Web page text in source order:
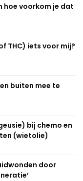
hoe voorkom je dat
THC) iets voor mij?
buiten mee te
bij chemo en
(wietolie)
door